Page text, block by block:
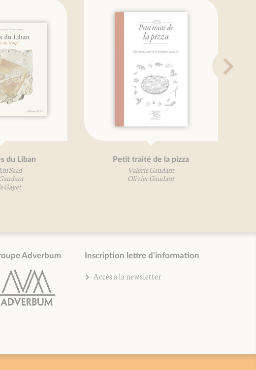
Petit traité de la pizza
Valérie Gaudant
Olivier Gaudant
Adverbum Inscription lettre d'information
Accès à la newsletter